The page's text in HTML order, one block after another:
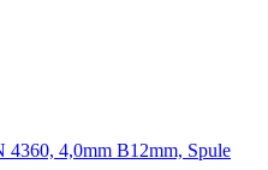
4360, 4,0mm B12mm, Spule